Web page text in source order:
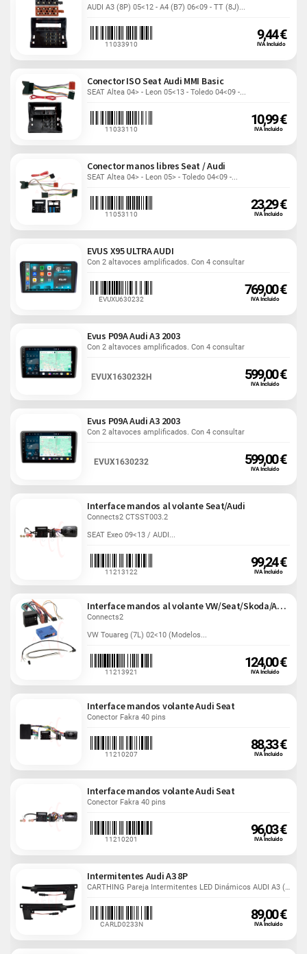
AUDI A3 (8P) 05<12 - A4 (B7) 06<09 - TT (8J)...
11033910
9,44 €
IVA Incluido
Conector ISO Seat Audi MMI Basic
SEAT Altea 04> - Leon 05<13 - Toledo 04<09 -...
11033110
10,99 €
IVA Incluido
Conector manos libres Seat / Audi
SEAT Altea 04> - Leon 05> - Toledo 04<09 -...
11053110
23,29 €
IVA Incluido
EVUS X95 ULTRA AUDI
Con 2 altavoces amplificados. Con 4 consultar
EVUXU630232
769,00 €
IVA Incluido
Evus P09A Audi A3 2003
Con 2 altavoces amplificados. Con 4 consultar
EVUX1630232H 599,00 €
IVA Incluido
Evus P09A Audi A3 2003
Con 2 altavoces amplificados. Con 4 consultar
EVUX1630232 599,00 €
IVA Incluido
Interface mandos al volante Seat/Audi
Connects2 CTSST003.2
SEAT Exeo 09<13 / AUDI...
11213122
99,24 €
IVA Incluido
Interface mandos al volante VW/Seat/Skoda/Audi
Connects2
VW Touareg (7L) 02<10 (Modelos...
11213921
124,00 €
IVA Incluido
Interface mandos volante Audi Seat
Conector Fakra 40 pins
11210207
88,33 €
IVA Incluido
Interface mandos volante Audi Seat
Conector Fakra 40 pins
11210201
96,03 €
IVA Incluido
Intermitentes Audi A3 8P
CARTHING Pareja Intermitentes LED Dinámicos AUDI A3 (8P)...
CARLD0233N
89,00 €
IVA Incluido